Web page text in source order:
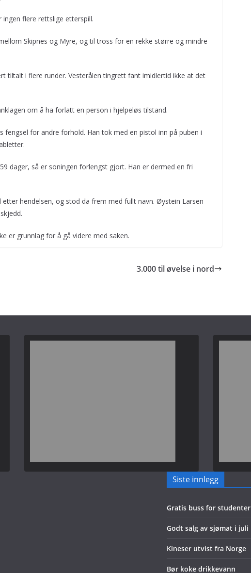
flere rettslige etterspill.
Skipnes og Myre, og til tross for en rekke større og mindre
tiltalt i flere runder. Vesterålen tingrett fant imidlertid ikke at det
om å ha forlatt en person i hjelpeløs tilstand.
fengsel for andre forhold. Han tok med en pistol inn på puben i
dager, så er soningen forlengst gjort. Han er dermed en fri
hendelsen, og stod da frem med fullt navn. Øystein Larsen
er grunnlag for å gå videre med saken.
3.000 til øvelse i nord
Siste innlegg
Gratis buss for studenter
Godt salg av sjømat i juli
Kineser utvist fra Norge
Bør koke drikkevann